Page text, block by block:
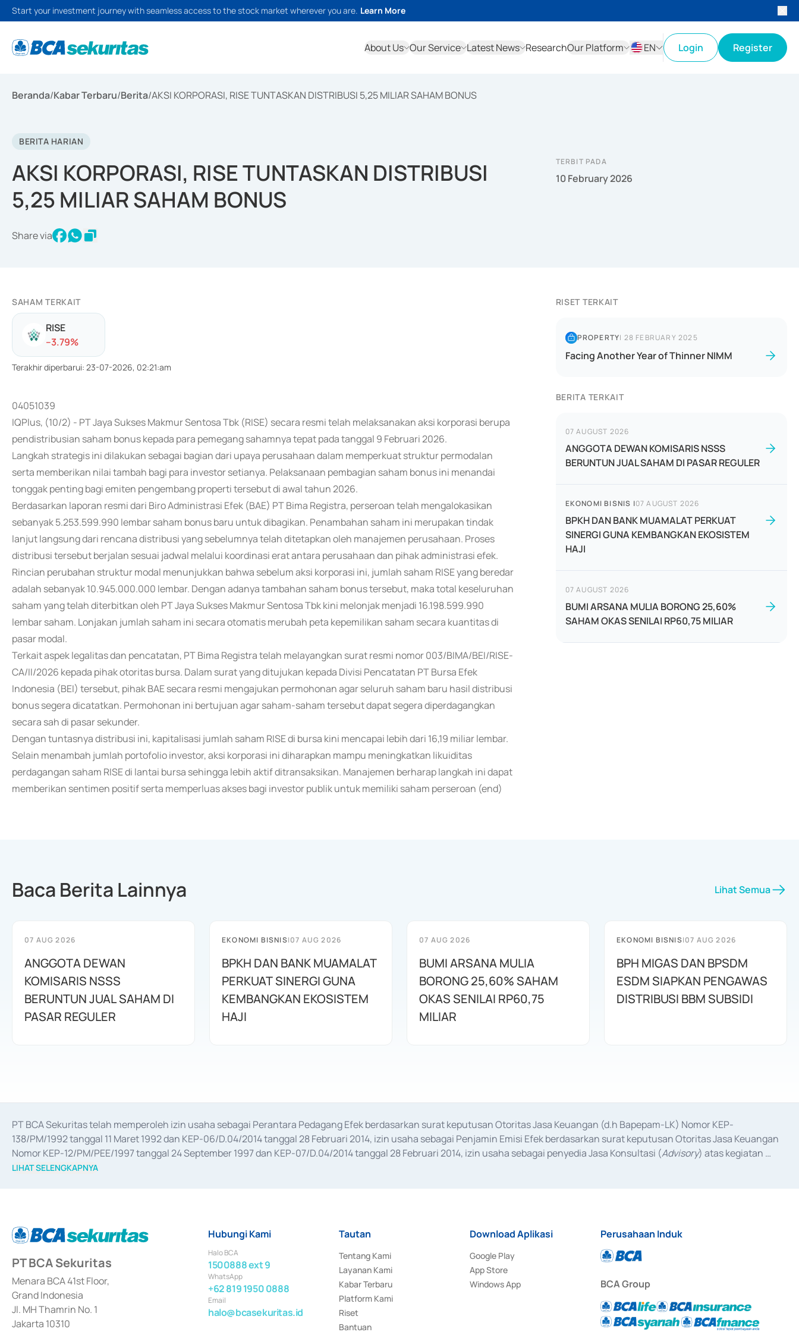
Start your investment journey with seamless access to the stock market wherever you are. Learn More
About Us Our Service Latest News ResearchOur Platform
EN
Login Register
Beranda/Kabar Terbaru/Berita/AKSI KORPORASI, RISE TUNTASKAN DISTRIBUSI 5,25 MILIAR SAHAM BONUS
BERITA HARIAN
AKSI KORPORASI, RISE TUNTASKAN DISTRIBUSI
5,25 MILIAR SAHAM BONUS
Share via
TERBIT PADA
10 February 2026
SAHAM TERKAIT
RISE
--3.79%
Terakhir diperbarui: 23-07-2026, 02:21:am
04051039
IQPlus, (10/2) - PT Jaya Sukses Makmur Sentosa Tbk (RISE) secara resmi telah melaksanakan aksi korporasi berupa
pendistribusian saham bonus kepada para pemegang sahamnya tepat pada tanggal 9 Februari 2026.
Langkah strategis ini dilakukan sebagai bagian dari upaya perusahaan dalam memperkuat struktur permodalan
serta memberikan nilai tambah bagi para investor setianya. Pelaksanaan pembagian saham bonus ini menandai
tonggak penting bagi emiten pengembang properti tersebut di awal tahun 2026.
Berdasarkan laporan resmi dari Biro Administrasi Efek (BAE) PT Bima Registra, perseroan telah mengalokasikan
sebanyak 5.253.599.990 lembar saham bonus baru untuk dibagikan. Penambahan saham ini merupakan tindak
lanjut langsung dari rencana distribusi yang sebelumnya telah ditetapkan oleh manajemen perusahaan. Proses
distribusi tersebut berjalan sesuai jadwal melalui koordinasi erat antara perusahaan dan pihak administrasi efek.
Rincian perubahan struktur modal menunjukkan bahwa sebelum aksi korporasi ini, jumlah saham RISE yang beredar
adalah sebanyak 10.945.000.000 lembar. Dengan adanya tambahan saham bonus tersebut, maka total keseluruhan
saham yang telah diterbitkan oleh PT Jaya Sukses Makmur Sentosa Tbk kini melonjak menjadi 16.198.599.990
lembar saham. Lonjakan jumlah saham ini secara otomatis merubah peta kepemilikan saham secara kuantitas di
pasar modal.
Terkait aspek legalitas dan pencatatan, PT Bima Registra telah melayangkan surat resmi nomor 003/BIMA/BEI/RISE-
CA/II/2026 kepada pihak otoritas bursa. Dalam surat yang ditujukan kepada Divisi Pencatatan PT Bursa Efek
Indonesia (BEI) tersebut, pihak BAE secara resmi mengajukan permohonan agar seluruh saham baru hasil distribusi
bonus segera dicatatkan. Permohonan ini bertujuan agar saham-saham tersebut dapat segera diperdagangkan
secara sah di pasar sekunder.
Dengan tuntasnya distribusi ini, kapitalisasi jumlah saham RISE di bursa kini mencapai lebih dari 16,19 miliar lembar.
Selain menambah jumlah portofolio investor, aksi korporasi ini diharapkan mampu meningkatkan likuiditas
perdagangan saham RISE di lantai bursa sehingga lebih aktif ditransaksikan. Manajemen berharap langkah ini dapat
memberikan sentimen positif serta memperluas akses bagi investor publik untuk memiliki saham perseroan (end)
RISET TERKAIT
PROPERTY| 28 FEBRUARY 2025
Facing Another Year of Thinner NIMM
BERITA TERKAIT
07 AUGUST 2026
ANGGOTA DEWAN KOMISARIS NSSS
BERUNTUN JUAL SAHAM DI PASAR REGULER
EKONOMI BISNIS |07 AUGUST 2026
BPKH DAN BANK MUAMALAT PERKUAT
SINERGI GUNA KEMBANGKAN EKOSISTEM
HAJI
07 AUGUST 2026
BUMI ARSANA MULIA BORONG 25,60%
SAHAM OKAS SENILAI RP60,75 MILIAR
Baca Berita Lainnya Lihat Semua
07 AUG 2026
ANGGOTA DEWAN
KOMISARIS NSSS
BERUNTUN JUAL SAHAM DI
PASAR REGULER
EKONOMI BISNIS|07 AUG 2026
BPKH DAN BANK MUAMALAT
PERKUAT SINERGI GUNA
KEMBANGKAN EKOSISTEM
HAJI
07 AUG 2026
BUMI ARSANA MULIA
BORONG 25,60% SAHAM
OKAS SENILAI RP60,75
MILIAR
EKONOMI BISNIS|07 AUG 2026
BPH MIGAS DAN BPSDM
ESDM SIAPKAN PENGAWAS
DISTRIBUSI BBM SUBSIDI
PT BCA Sekuritas telah memperoleh izin usaha sebagai Perantara Pedagang Efek berdasarkan surat keputusan Otoritas Jasa Keuangan (d.h Bapepam-LK) Nomor KEP-
138/PM/1992 tanggal 11 Maret 1992 dan KEP-06/D.04/2014 tanggal 28 Februari 2014, izin usaha sebagai Penjamin Emisi Efek berdasarkan surat keputusan Otoritas Jasa Keuangan
Nomor KEP-12/PM/PEE/1997 tanggal 24 September 1997 dan KEP-07/D.04/2014 tanggal 28 Februari 2014, izin usaha sebagai penyedia Jasa Konsultasi (Advisory) atas kegiatan
merger, akuisisi, divestasi, dan
LIHAT SELENGKAPNYA
PT BCA Sekuritas
Menara BCA 41st Floor,
Grand Indonesia
Jl. MH Thamrin No. 1
Jakarta 10310
Hubungi Kami
Halo BCA
1500888 ext 9
WhatsApp
+62 819 1950 0888
Email
halo@bcasekuritas.id
Tautan
Tentang Kami
Layanan Kami
Kabar Terbaru
Platform Kami
Riset
Bantuan
Download Aplikasi
Google Play
App Store
Windows App
Perusahaan Induk
BCA Group